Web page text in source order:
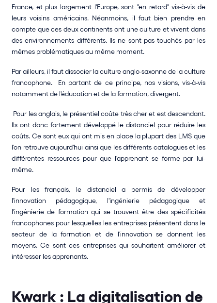
France, et plus largement l'Europe, sont "en retard" vis-à-vis de
leurs voisins américains. Néanmoins, il faut bien prendre en
compte que ces deux continents ont une culture et vivent dans
des environnements différents. Ils ne sont pas touchés par les
mêmes problématiques au même moment.
Par ailleurs, il faut dissocier la culture anglo-saxonne de la culture
francophone.  En partant de ce principe, nos visions, vis-à-vis
notamment de l'éducation et de la formation, divergent.
Ils ont donc fortement développé le distanciel pour réduire les
coûts. Ce sont eux qui ont mis en place la plupart des LMS que
l'on retrouve aujourd'hui ainsi que les différents catalogues et les
différentes ressources pour que l'apprenant se forme par lui-
même.
Pour les français, le distanciel a permis de développer
l'innovation pédagogique, l'ingénierie pédagogique et
l'ingénierie de formation qui se trouvent être des spécificités
francophones pour lesquelles les entreprises présentent dans le
secteur de la formation et de l'innovation se donnent les
moyens. Ce sont ces entreprises qui souhaitent améliorer et
intéresser les apprenants.
Kwark : La digitalisation de